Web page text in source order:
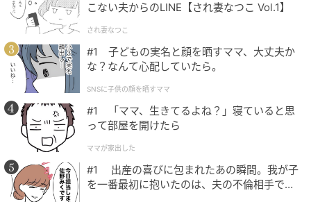
ママ広場
「は？何これ？」とスマホを眺めているとすぐにレイ
から電話が。「・・はい」と電話に出ると、「ごめ
ん！ごめん！メッセージ見た！？」とかなり慌ててい
る様子。
こない夫からのLINE【され妻なつこ Vol.1】
され妻なつこ
#1 子どもの実名と顔を晒すママ、大丈夫か
な？なんて心配していたら。
SNSに子供の顔を晒すママ
#1 「ママ、生きてるよね？」寝ていると思
って部屋を開けたら
ママが家出した
#1 出産の喜びに包まれたあの瞬間。我が子
を一番最初に抱いたのは、夫の不倫相手でし